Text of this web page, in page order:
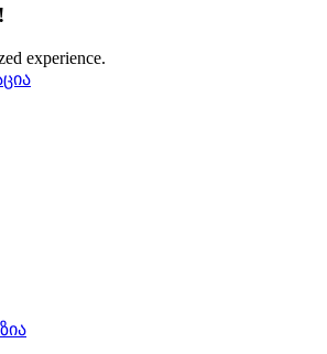
experience.